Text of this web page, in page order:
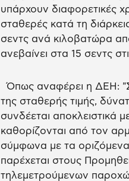
υπάρχουν διαφορετικές
σταθερές κατά τη
σεντς ανά κιλοβατώρα
ανεβαίνει στα 15 σεντς
Όπως αναφέρει η ΔΕΗ:
της σταθερής τιμής,
συνδέεται αποκλειστικά
καθορίζονται από τον
σύμφωνα με τα οριζόμενα
παρέχεται στους
τηλεμετρούμενων